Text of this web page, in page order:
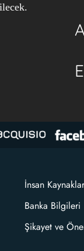
İnsan
Banka Bilgileri
Şikayet ve